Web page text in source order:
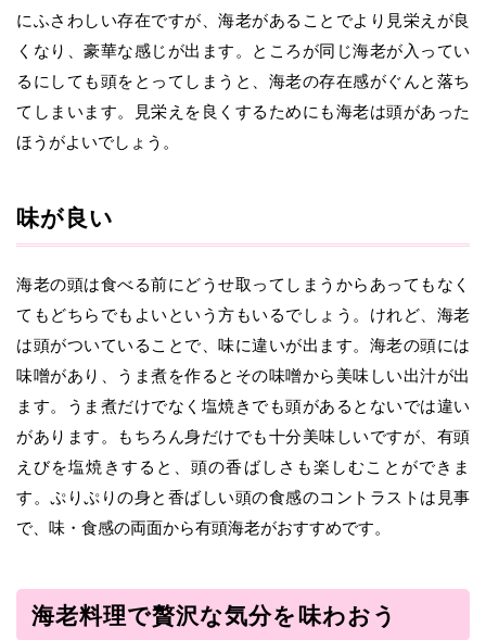
にふさわしい存在ですが、海老があることでより見栄えが良
くなり、豪華な感じが出ます。ところが同じ海老が入ってい
るにしても頭をとってしまうと、海老の存在感がぐんと落ち
てしまいます。見栄えを良くするためにも海老は頭があった
ほうがよいでしょう。
味が良い
海老の頭は食べる前にどうせ取ってしまうからあってもなく
てもどちらでもよいという方もいるでしょう。けれど、海老
は頭がついていることで、味に違いが出ます。海老の頭には
味噌があり、うま煮を作るとその味噌から美味しい出汁が出
ます。うま煮だけでなく塩焼きでも頭があるとないでは違い
があります。もちろん身だけでも十分美味しいですが、有頭
えびを塩焼きすると、頭の香ばしさも楽しむことができま
す。ぷりぷりの身と香ばしい頭の食感のコントラストは見事
で、味・食感の両面から有頭海老がおすすめです。
海老料理で贅沢な気分を味わおう